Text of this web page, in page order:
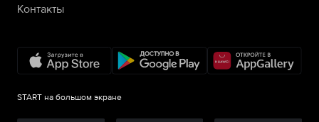
Контакты
START на большом экране